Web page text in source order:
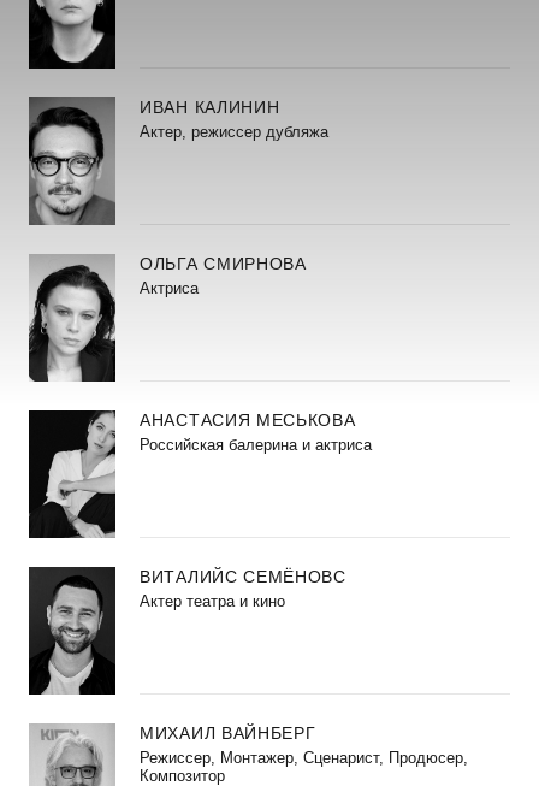
ИВАН КАЛИНИН
Актер, режиссер дубляжа
ОЛЬГА СМИРНОВА
Актриса
АНАСТАСИЯ МЕСЬКОВА
Российская балерина и актриса
ВИТАЛИЙС СЕМЁНОВС
Актер театра и кино
МИХАИЛ ВАЙНБЕРГ
Режиссер, Монтажер, Сценарист, Продюсер,
Композитор